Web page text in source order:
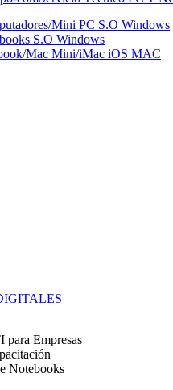
Mini PC S.O Windows
S.O Windows
Mac Mini/iMac iOS MAC
para Empresas
Notebooks